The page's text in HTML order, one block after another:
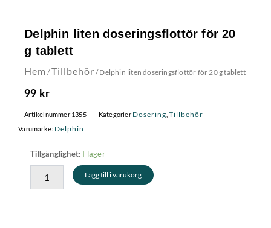
Delphin liten doseringsflottör för 20
g tablett
Hem /Tillbehör / Delphin liten doseringsflottör för 20 g tablett
99 kr
Artikelnummer 1355 Kategorier Dosering ,Tillbehör
Varumärke: Delphin
Tillgänglighet: I lager
Delphin
liten
doseringsflottör
för
Lägg till i varukorg